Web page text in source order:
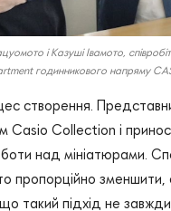
і Казуші Івамото,
годинникового напряму
створення.
Casio Collection і
над мініатюрами.
пропорційно
такий підхід не